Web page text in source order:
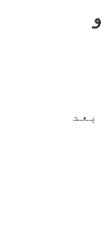
کے فورا بعد